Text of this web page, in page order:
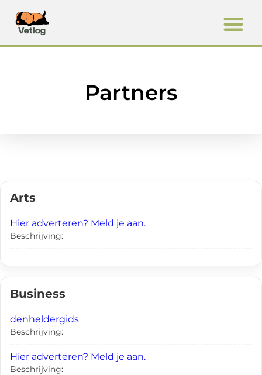
Partners
Arts
Hier adverteren? Meld je aan.
Beschrijving:
Business
denheldergids
Beschrijving:
Hier adverteren? Meld je aan.
Beschrijving: